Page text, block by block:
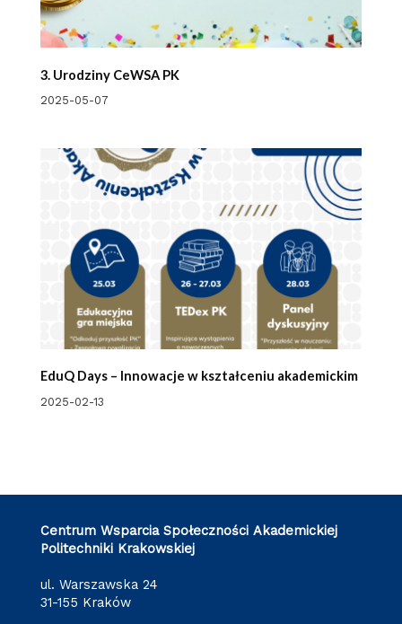
3. Urodziny CeWSA PK
2025-05-07
EduQ Days – Innowacje w kształceniu akademickim
2025-02-13
Centrum Wsparcia Społeczności Akademickiej
Politechniki Krakowskiej
ul. Warszawska 24
31-155 Kraków